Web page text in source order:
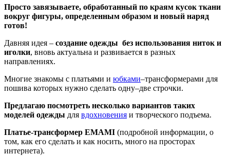
Просто завязываете, обработанный по краям кусок ткани
вокруг фигуры, определенным образом и новый наряд
готов!
Давняя идея – создание одежды без использования ниток и
иголки, вновь актуальна и развивается в разных
направлениях.
Многие знакомы с платьями и юбками–трансформерами для
пошива которых нужно сделать одну–две строчки.
Предлагаю посмотреть несколько вариантов таких
моделей одежды для вдохновения и творческого подъема.
Платье-трансформер ЕМАМI (подробной информации, о
том, как его сделать и как носить, много на просторах
интернета).